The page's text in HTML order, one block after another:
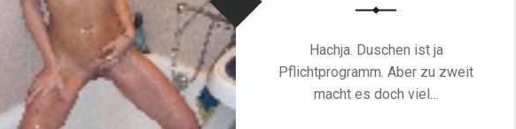
Hachja. Duschen ist ja
Pflichtprogramm. Aber zu zweit
macht es doch viel…